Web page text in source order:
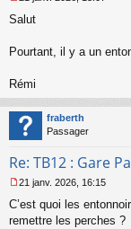
e
s
e
n
o
n
l
Salut
Pourtant, il y a un
Rémi
fraberth
Passager
Re: TB12 : Gare
e
s
21 janv. 2026, 16:15
C’est quoi les
remettre les perches ?